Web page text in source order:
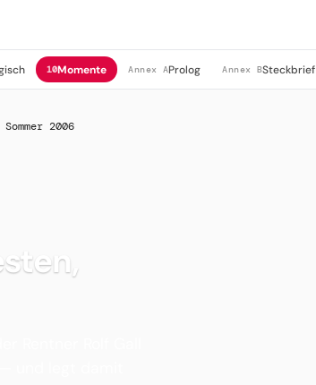
10Momente Annex AProlog Annex BSteckbrief
2006